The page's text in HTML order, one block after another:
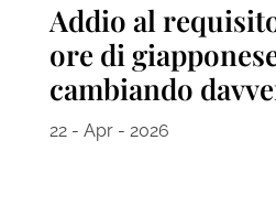
Addio al
ore di
cambiando
22 - Apr - 2026